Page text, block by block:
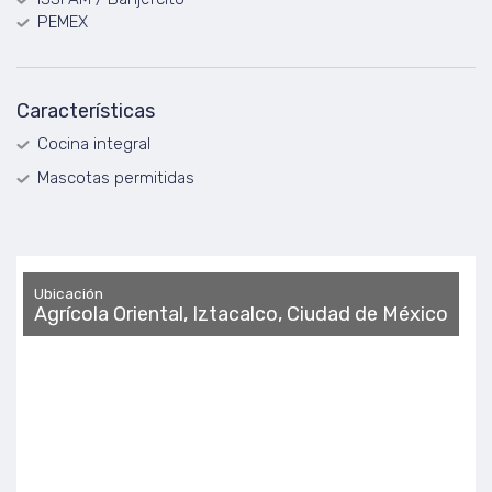
PEMEX
Características
Cocina integral
Mascotas permitidas
Ubicación
Agrícola Oriental, Iztacalco, Ciudad de México